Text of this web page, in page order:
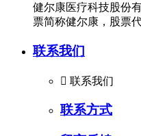
健尔康医疗科技股份
票简称健尔康，股票代
联系我们
 联系我们
联系方式